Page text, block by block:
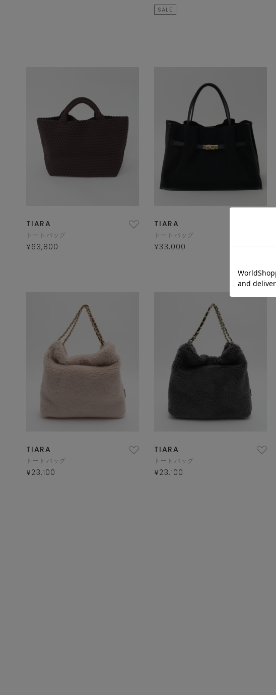
SALE
TIARA
トートバッグ
¥63,800
TIARA
トートバッグ
¥33,000
TIARA
トートバッグ
¥23,100
TIARA
トートバッグ
¥23,100